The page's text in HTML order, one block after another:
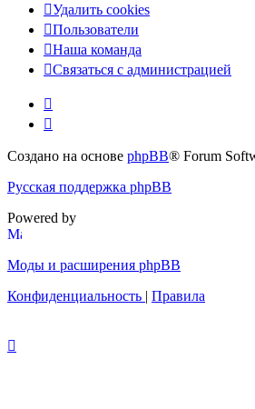
Удалить cookies
Пользователи
Наша команда
Связаться с администрацией
Создано на основе phpBB® Forum
Русская поддержка phpBB
Powered by
Моды и расширения phpBB
Конфиденциальность | Правила